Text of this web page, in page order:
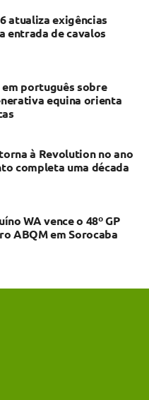
atualiza exigências
entrada de cavalos
português sobre
equina orienta
à Revolution no ano
completa uma década
WA vence o 48º GP
ABQM em Sorocaba